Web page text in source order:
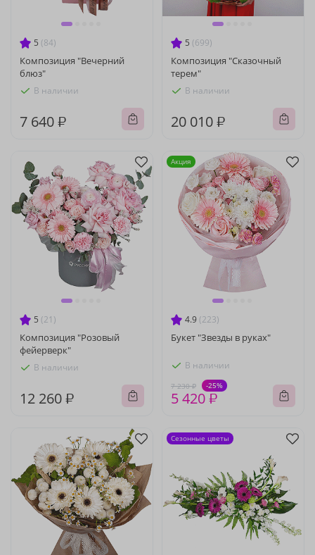
5 (84)
Композиция "Вечерний
блюз"
В наличии
7 640 ₽
5 (699)
Композиция "Сказочный
терем"
В наличии
20 010 ₽
5 (21)
Композиция "Розовый
фейерверк"
В наличии
12 260 ₽
4.9 (223)
Букет "Звезды в руках"
В наличии
7 230 ₽ -25%
5 420 ₽
Акция
Сезонные цветы